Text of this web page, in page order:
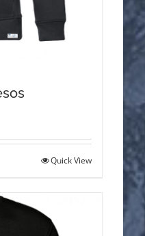
Quick View